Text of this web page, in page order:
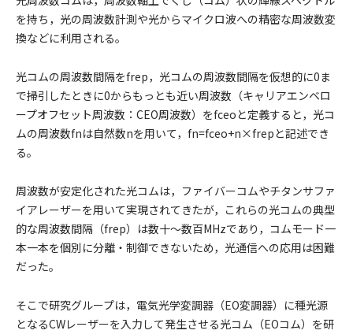
を持ち，光の周波数計測や光からマイクロ波への精密な周波数変
換などに利用される。
光コムの周波数間隔をfrep，光コムの周波数間隔を仮想的に0ま
で掃引したときに0からもっとも近い周波数（キャリアエンベロ
ープオフセット周波数：CEO周波数）をfceoと定義すると，光コ
ムの周波数fnは自然数nを用いて，fn=fceo+n×frepと記述でき
る。
周波数が安定化された光コムは，ファイバーコムやチタンサファ
イアレーザーを用いて実現されてきたが，これらの光コムの典型
的な周波数間隔（frep）は数十～数百MHzであり，コムモード一
本一本を個別に分離・制御できないため，光通信への応用は困難
だった。
そこで研究グループは，電気光学変調器（EO変調器）に種光源
となるCWレーザーを入力して発生させる光コム（EOコム）を研